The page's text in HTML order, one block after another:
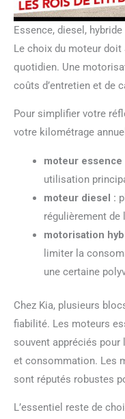
Essence, diesel,
Le choix du moteur doit avant tout dépendre de votre usage
quotidien. Une
coûts d’entretien et de
Pour simplifier votre réflexion, je conseille de vous baser sur
votre kilométrage
moteur essence
utilisation
moteur diesel :
régulièrement de
motorisation
limiter la
une certaine
Chez Kia, plusieurs blocs moteurs sont reconnus pour leur
fiabilité. Les moteurs
souvent appréciés
et consommation. Les
sont réputés robustes
L’essentiel reste de choisir un moteur cohérent avec votre